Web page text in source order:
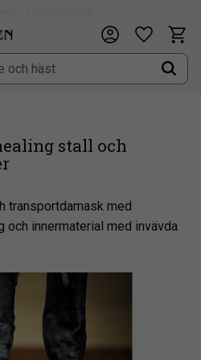
stall och
transportdamask med
och innermaterial med invävda